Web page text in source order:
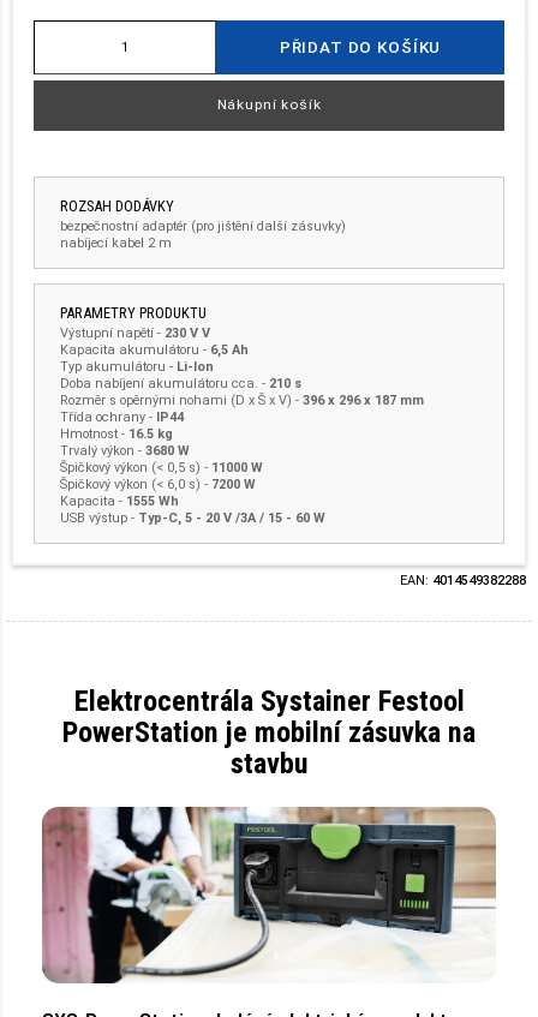
PŘIDAT DO KOŠÍKU
Nákupní košík
ROZSAH DODÁVKY
bezpečnostní adaptér (pro jištění další zásuvky)
nabíjecí kabel 2 m
PARAMETRY PRODUKTU
Výstupní napětí- 230 V V
Kapacita akumulátoru - 6,5 Ah
Typ akumulátoru - Li-Ion
Doba nabíjení akumulátoru cca. - 210 s
Rozměr s opěrnými nohami (D x Š x V) - 396 x 296 x 187 mm
Třída ochrany-
IP44
Hmotnost- 16.5 kg
Trvalý výkon - 3680 W
Špičkový výkon (< 0,5 s) - 11000 W
Špičkový výkon (< 6,0 s) - 7200 W
Kapacita - 1555 Wh
USB výstup - Typ-C, 5 - 20 V /3A / 15 - 60 W
EAN: 4014549382288
Elektrocentrála Systainer Festool
PowerStation je mobilní zásuvka na
stavbu